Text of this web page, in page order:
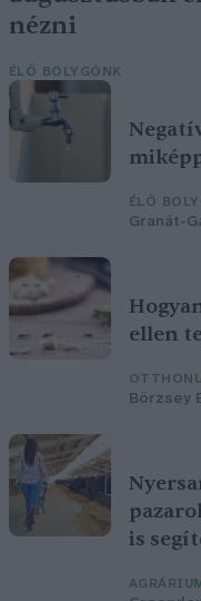
nézni
ÉLŐ BOLYGÓNK
ÉLŐ
Granát-
ellen
Börzsey
is
AGRÁRIUM